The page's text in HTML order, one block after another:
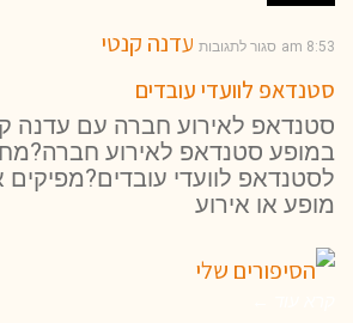
8:53 am סגור לתגובות עדנה קנטי
סטנדאפ לוועדי עובדים
סטנדאפ לאירוע חברה עם עדנה
במופע סטנדאפ לאירוע
לסטנדאפ לוועדי
מופע או אירוע